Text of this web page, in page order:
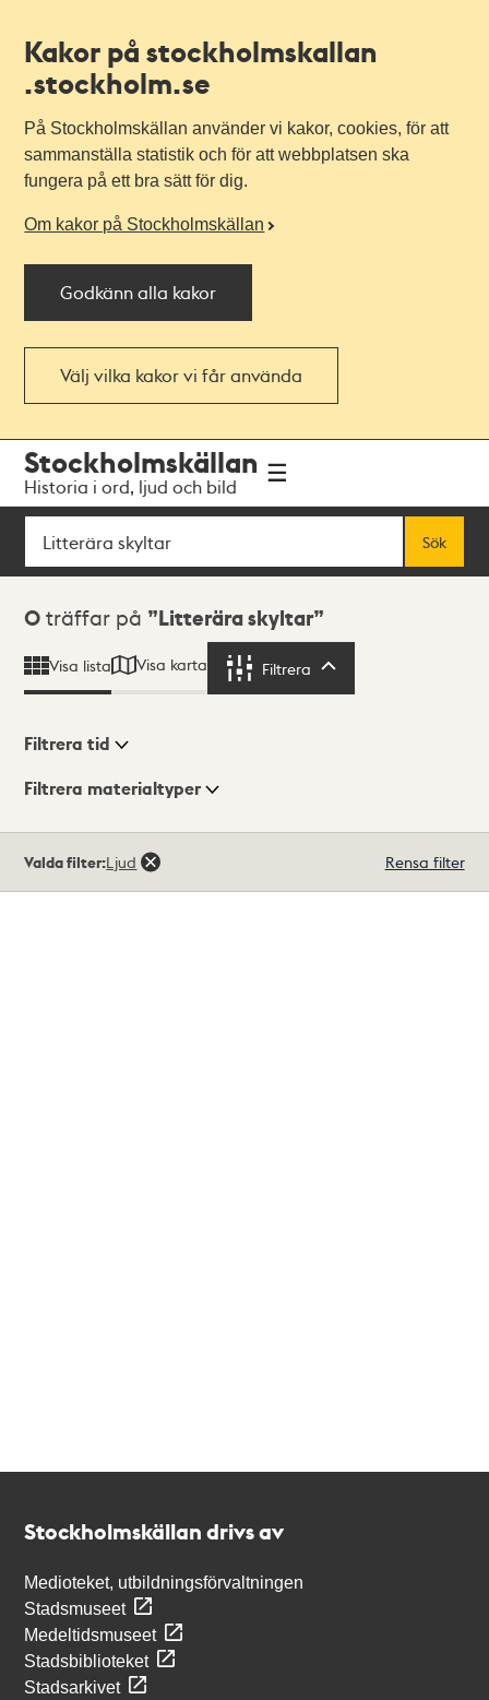
Kakor på stockholmskallan
.stockholm.se
På Stockholmskällan använder vi kakor, cookies, för att
sammanställa statistik och för att webbplatsen ska
fungera på ett bra sätt för dig.
Om kakor på Stockholmskällan
Godkänn alla kakor
Välj vilka kakor vi får använda
navigationen
huvudinnehållet
Stockholmskällan
Historia i ord, ljud och bild
Sök
Sök
Sökresultat
0 träffar på Litterära skyltar
Visa lista Visa karta Filtrera
Visningsläge
Filtrera tid
Filtrera materialtyper
träffar
Valda filter:Ljud Rensa filter
Stockholmskällan drivs av
Medioteket, utbildningsförvaltningen
Stadsmuseet
Medeltidsmuseet
Stadsbiblioteket
Stadsarkivet